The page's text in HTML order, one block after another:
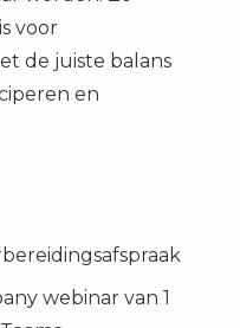
voor
de juiste balans
en
webinar van 1